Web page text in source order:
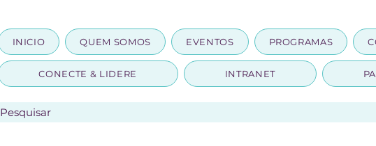
INICIO QUEM SOMOS EVENTOS PROGRAMAS
CONECTE & LIDERE INTRANET
Pesquisar